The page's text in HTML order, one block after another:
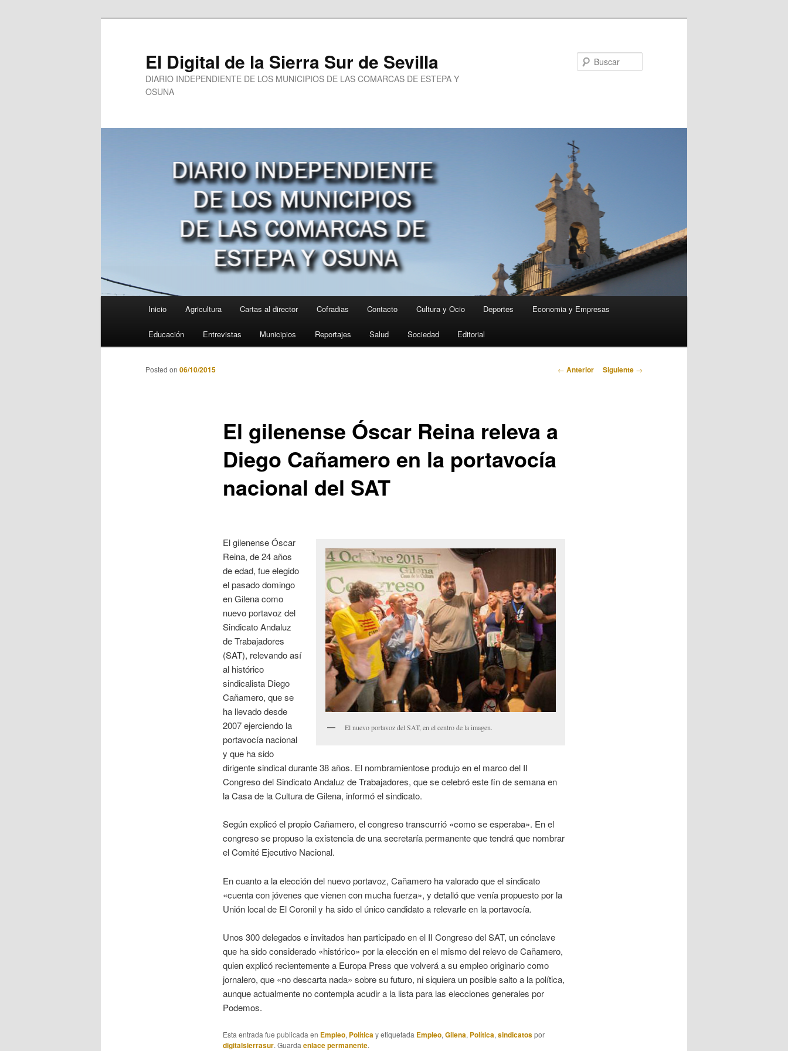
El Digital de la Sierra Sur de Sevilla
DIARIO INDEPENDIENTE DE LOS MUNICIPIOS DE LAS COMARCAS DE ESTEPA Y
OSUNA
Inicio Agricultura Cartas al director Cofradias Contacto Cultura y Ocio Deportes Economia y Empresas
Educación Entrevistas Municipios Reportajes Salud Sociedad Editorial
Navegación
← Anterior Siguiente →
El gilenense Óscar Reina releva a
Diego Cañamero en la portavocía
nacional del SAT
Posted on 06/10/2015
El nuevo portavoz del SAT, en el centro de la imagen.
El gilenense Óscar
Reina, de 24 años
de edad, fue elegido
el pasado domingo
en Gilena como
nuevo portavoz del
Sindicato Andaluz
de Trabajadores
(SAT), relevando así
al histórico
sindicalista Diego
Cañamero, que se
ha llevado desde
2007 ejerciendo la
portavocía nacional
y que ha sido
dirigente sindical durante 38 años. El nombramientose produjo en el marco del II
Congreso del Sindicato Andaluz de Trabajadores, que se celebró este fin de semana en
la Casa de la Cultura de Gilena, informó el sindicato.
Según explicó el propio Cañamero, el congreso transcurrió «como se esperaba». En el
congreso se propuso la existencia de una secretaría permanente que tendrá que nombrar
el Comité Ejecutivo Nacional.
En cuanto a la elección del nuevo portavoz, Cañamero ha valorado que el sindicato
«cuenta con jóvenes que vienen con mucha fuerza», y detalló que venía propuesto por la
Unión local de El Coronil y ha sido el único candidato a relevarle en la portavocía.
Unos 300 delegados e invitados han participado en el II Congreso del SAT, un cónclave
que ha sido considerado «histórico» por la elección en el mismo del relevo de Cañamero,
quien explicó recientemente a Europa Press que volverá a su empleo originario como
jornalero, que «no descarta nada» sobre su futuro, ni siquiera un posible salto a la política,
aunque actualmente no contempla acudir a la lista para las elecciones generales por
Podemos.
Esta entrada fue publicada en Empleo, Política y etiquetada Empleo, Gilena, Política, sindicatospor
digitalsierrasur. Guarda enlace permanente.